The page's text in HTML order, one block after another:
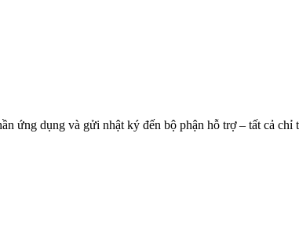
ứng dụng và gửi nhật ký đến bộ phận hỗ trợ – tất cả